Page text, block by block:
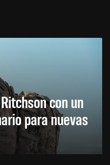
con un
para nuevas